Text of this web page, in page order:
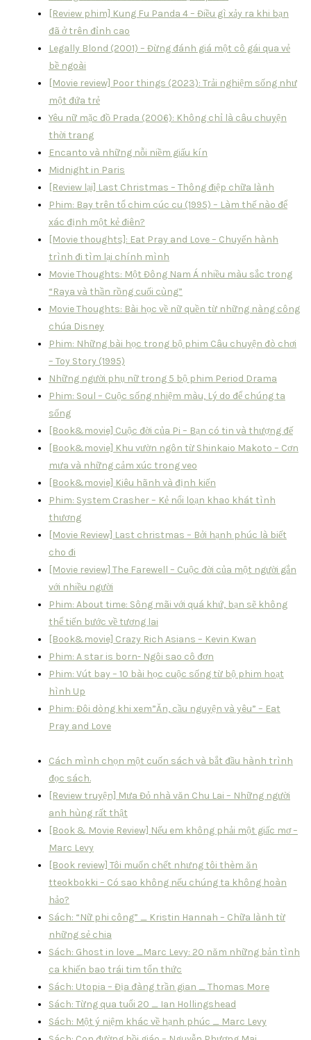
[Review phim] Kung Fu Panda 4 – Điều gì xảy ra khi bạn
đã ở trên đỉnh cao
Legally Blond (2001) – Đừng đánh giá một cô gái qua vẻ
bề ngoài
[Movie review] Poor things (2023): Trải nghiệm sống như
một đứa trẻ
Yêu nữ mặc đồ Prada (2006): Không chỉ là câu chuyện
thời trang
Encanto và những nỗi niềm giấu kín
Midnight in Paris
[Review lại] Last Christmas – Thông điệp chữa lành
Phim: Bay trên tổ chim cúc cu (1995) – Làm thế nào để
xác định một kẻ điên?
[Movie thoughts]: Eat Pray and Love – Chuyến hành
trình đi tìm lại chính mình
Movie Thoughts: Một Đông Nam Á nhiều màu sắc trong
“Raya và thần rồng cuối cùng”
Movie Thoughts: Bài học về nữ quền từ những nàng công
chúa Disney
Phim: Những bài học trong bộ phim Câu chuyện đò chơi
– Toy Story (1995)
Những người phụ nữ trong 5 bộ phim Period Drama
Phim: Soul – Cuộc sống nhiệm màu, Lý do để chúng ta
sống
[Book&movie] Cuộc đời của Pi – Bạn có tin và thượng đế
[Book&movie] Khu vườn ngôn từ Shinkaio Makoto – Cơn
mưa và những cảm xúc trong veo
[Book&movie] Kiêu hãnh và định kiến
Phim: System Crasher – Kẻ nổi loạn khao khát tình
thương
[Movie Review] Last christmas – Bởi hạnh phúc là biết
cho đi
[Movie review] The Farewell – Cuộc đời của một người gắn
với nhiều người
Phim: About time: Sông mãi với quá khứ, bạn sẽ không
thể tiến bước về tương lai
[Book&movie] Crazy Rich Asians – Kevin Kwan
Phim: A star is born- Ngôi sao cô đơn
Phim: Vút bay – 10 bài học cuộc sống từ bộ phim hoạt
hình Up
Phim: Đôi dòng khi xem”Ăn, cầu nguyện và yêu” – Eat
Pray and Love
Cách mình chọn một cuốn sách và bắt đầu hành trình
đọc sách.
[Review truyện] Mưa Đỏ nhà văn Chu Lai – Những người
anh hùng rất thật
[Book & Movie Review] Nếu em không phải một giấc mơ –
Marc Levy
[Book review] Tôi muốn chết nhưng tôi thèm ăn
tteokbokki – Có sao không nếu chúng ta không hoàn
hảo?
Sách: “Nữ phi công” _ Kristin Hannah – Chữa lành từ
những sẻ chia
Sách: Ghost in love _Marc Levy: 20 năm những bản tình
ca khiến bao trái tim tổn thức
Sách: Utopia – Địa đàng trần gian _ Thomas More
Sách: Từng qua tuổi 20 _ Ian Hollingshead
Sách: Một ý niệm khác về hạnh phúc _ Marc Levy